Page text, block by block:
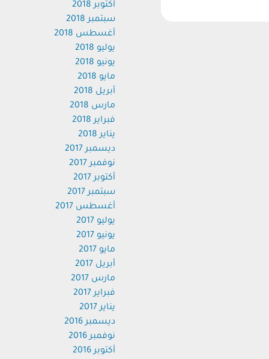
أكتوبر 2018
سبتمبر 2018
أغسطس 2018
يوليو 2018
يونيو 2018
مايو 2018
أبريل 2018
مارس 2018
فبراير 2018
يناير 2018
ديسمبر 2017
نوفمبر 2017
أكتوبر 2017
سبتمبر 2017
أغسطس 2017
يوليو 2017
يونيو 2017
مايو 2017
أبريل 2017
مارس 2017
فبراير 2017
يناير 2017
ديسمبر 2016
نوفمبر 2016
أكتوبر 2016